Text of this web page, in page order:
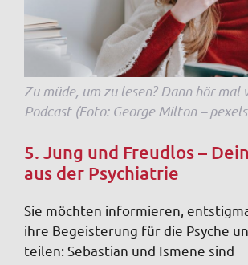
Zu müde, um zu lesen? Dann hör mal
Podcast (Foto: George Milton –
5. Jung und Freudlos –
aus der Psychiatrie
Sie möchten informieren,
ihre Begeisterung für die Psyche
teilen: Sebastian und Ismene sind